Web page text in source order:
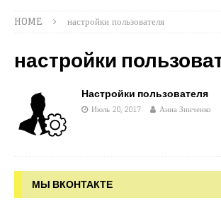
HOME настройки пользователя
настройки
Настройки пользователя
Июль 20, 2017 Анна Зинченко
МЫ ВКОНТАКТЕ